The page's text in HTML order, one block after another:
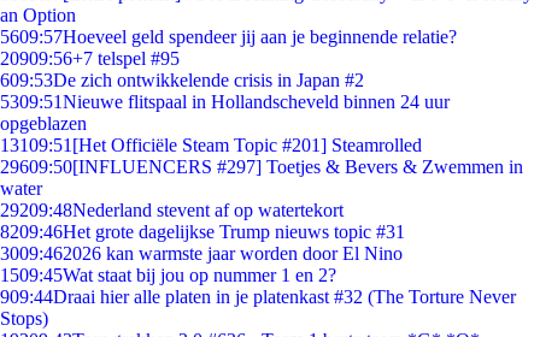
an Option
5609:57Hoeveel geld spendeer jij aan je beginnende relatie?
20909:56+7 telspel #95
609:53De zich ontwikkelende crisis in Japan #2
5309:51Nieuwe flitspaal in Hollandscheveld binnen 24 uur
opgeblazen
13109:51 [Het Officiële Steam Topic #201] Steamrolled
29609:50[INFLUENCERS #297] Toetjes & Bevers & Zwemmen in
water
29209:48Nederland stevent af op watertekort
8209:46Het grote dagelijkse Trump nieuws topic #31
3009:462026 kan warmste jaar worden door El Nino
1509:45Wat staat bij jou op nummer 1 en 2?
909:44Draai hier alle platen in je platenkast #32 (The Torture Never
Stops)